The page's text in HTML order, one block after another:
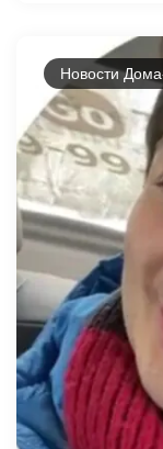
Новости